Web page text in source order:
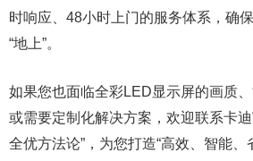
时响应、48小时上门的服务体系，确保
“地上”。
如果您也面临全彩LED显示屏的画质
或需要定制化解决方案，欢迎联系卡
全优方法论”，为您打造“高效、智能、